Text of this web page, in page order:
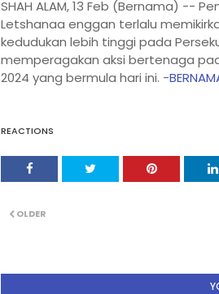
SHAH ALAM, 13 Feb (Bernama) --
Letshanaa enggan terlalu
kedudukan lebih tinggi pada
memperagakan aksi bertenaga
2024 yang bermula hari ini. -
REACTIONS
OLDER